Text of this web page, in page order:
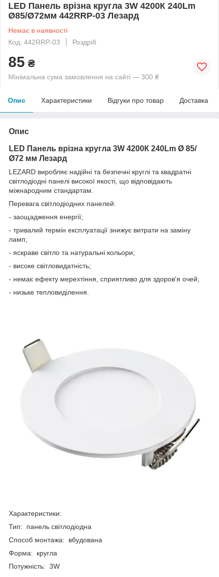
LED Панель врізна кругла 3W 4200К 240Lm
Ø85/Ø72мм 442RRP-03 Лезард
Немає в наявності
Код: 442RRP-03
Роздріб
85 ₴
Мінімальна сума замовлення на сайті — 300 ₴
Опис Характеристики Відгуки про товар Доставка
Опис
LED Панель врізна кругла 3W 4200К 240Lm Ø 85/
Ø72 мм Лезард
LEZARD виробляє надійні та безпечні круглі та квадратні
світлодіодні панелі високої якості, що відповідають
міжнародним стандартам.
Перевага світлодіодних панелей:
- заощадження енергії;
- тривалий термін експлуатації знижує витрати на заміну
ламп;
- яскраве світло та натуральні кольори;
- високе світловидатність;
- немає ефекту мерехтіння, сприятливо для здоров'я очей;
- низьке тепловиділення.
Характеристики:
Тип: панель світлодіодна
Способ монтажа: вбудована
Форма: кругла
Потужність: 3W